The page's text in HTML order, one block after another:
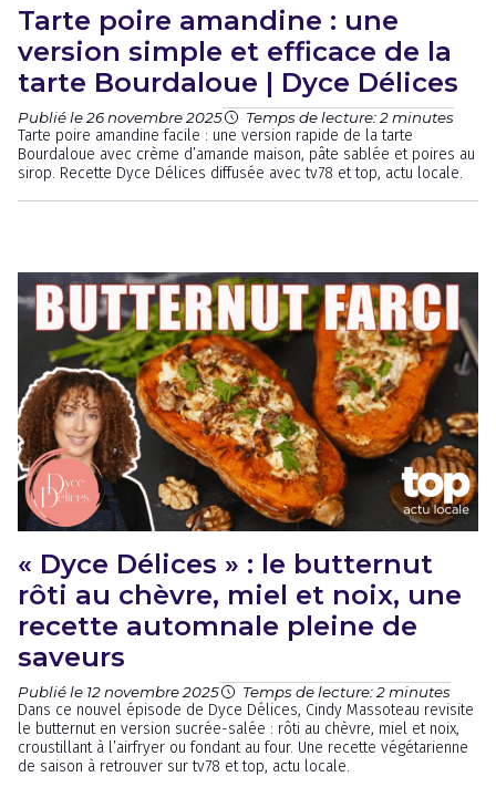
Tarte poire amandine : une
version simple et efficace de la
tarte Bourdaloue | Dyce Délices
Publié le 26 novembre 2025 Temps de lecture: 2 minutes
Tarte poire amandine facile : une version rapide de la tarte
Bourdaloue avec crème d’amande maison, pâte sablée et poires au
sirop. Recette Dyce Délices diffusée avec tv78 et top, actu locale.
« Dyce Délices » : le butternut
rôti au chèvre, miel et noix, une
recette automnale pleine de
saveurs
Publié le 12 novembre 2025 Temps de lecture: 2 minutes
Dans ce nouvel épisode de Dyce Délices, Cindy Massoteau revisite
le butternut en version sucrée-salée : rôti au chèvre, miel et noix,
croustillant à l’airfryer ou fondant au four. Une recette végétarienne
de saison à retrouver sur tv78 et top, actu locale.